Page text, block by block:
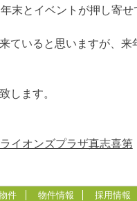
末とイベントが押し寄せ
ていると思いますが、
します。
イオンズプラザ真志喜第
件 物件情報 採用情報